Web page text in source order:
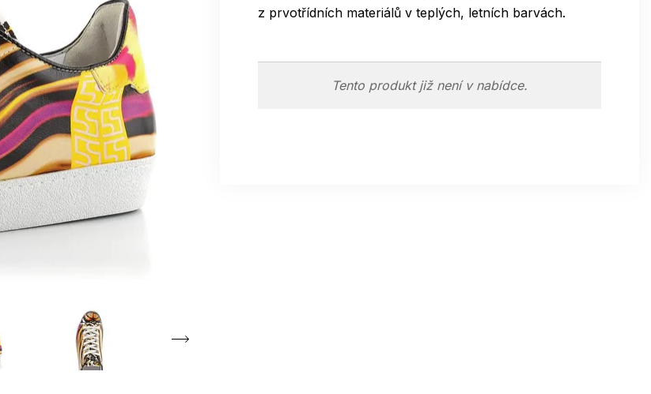
z prvotřídních materiálů v teplých, letních barvách.
Tento produkt již není v nabídce.